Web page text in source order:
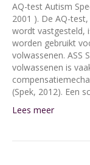
AQ-test Autism­
2001 ). De AQ-
wordt vastgesteld,
worden gebruikt
volwassenen. ASS
volwassenen is
(Spek, 2012). Een
Lees meer